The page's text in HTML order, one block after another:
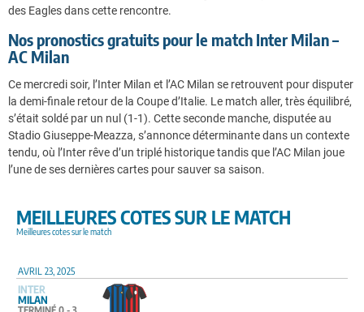
des Eagles dans cette rencontre.
Nos pronostics gratuits pour le match Inter Milan –
AC Milan
Ce mercredi soir, l’Inter Milan et l’AC Milan se retrouvent pour disputer
la demi-finale retour de la Coupe d’Italie. Le match aller, très équilibré,
s’était soldé par un nul (1-1). Cette seconde manche, disputée au
Stadio Giuseppe-Meazza, s’annonce déterminante dans un contexte
tendu, où l’Inter rêve d’un triplé historique tandis que l’AC Milan joue
l’une de ses dernières cartes pour sauver sa saison.